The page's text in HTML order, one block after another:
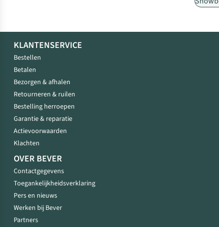
KLANTENSERVICE
Bestellen
Betalen
Bezorgen & afhalen
Retourneren & ruilen
Bestelling herroepen
Garantie & reparatie
Actievoorwaarden
Klachten
OVER BEVER
Contactgegevens
Toegankelijkheidsverklaring
Pers en nieuws
Werken bij Bever
Partners